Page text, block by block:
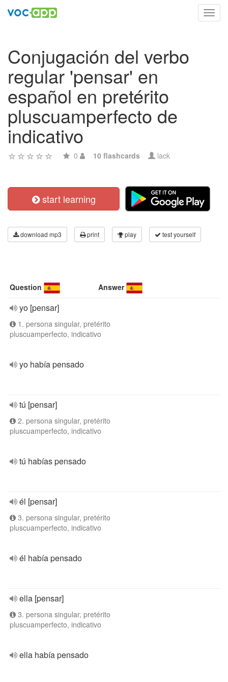
Conjugación del verbo
regular 'pensar' en
español en pretérito
pluscuamperfecto de
indicativo
0 10 flashcards lack
start learning
download mp3 print play test yourself
Question Answer
yo [pensar]
1. persona singular, pretérito
pluscuamperfecto, indicativo
yo había pensado
tú [pensar]
2. persona singular, pretérito
pluscuamperfecto, indicativo
tú habías pensado
él [pensar]
3. persona singular, pretérito
pluscuamperfecto, indicativo
él había pensado
ella [pensar]
3. persona singular, pretérito
pluscuamperfecto, indicativo
ella había pensado